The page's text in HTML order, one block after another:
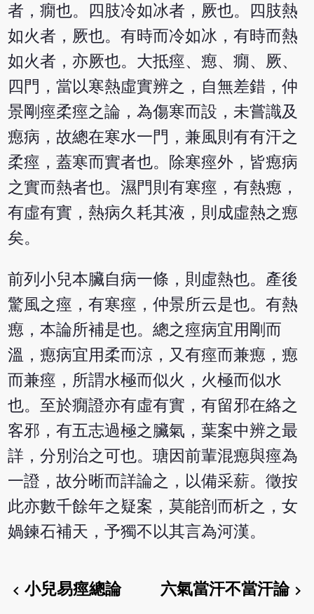
者，癇也。四肢冷如冰者，厥也。四肢熱
如火者，厥也。有時而冷如冰，有時而熱
如火者，亦厥也。大抵痙、瘛、癇、厥、
四門，當以寒熱虛實辨之，自無差錯，仲
景剛痙柔痙之論，為傷寒而設，未嘗識及
瘛病，故總在寒水一門，兼風則有有汗之
柔痙，蓋寒而實者也。除寒痙外，皆瘛病
之實而熱者也。濕門則有寒痙，有熱瘛，
有虛有實，熱病久耗其液，則成虛熱之瘛
矣。
前列小兒本臟自病一條，則虛熱也。產後
驚風之痙，有寒痙，仲景所云是也。有熱
瘛，本論所補是也。總之痙病宜用剛而
溫，瘛病宜用柔而涼，又有痙而兼瘛，瘛
而兼痙，所謂水極而似火，火極而似水
也。至於癇證亦有虛有實，有留邪在絡之
客邪，有五志過極之臟氣，葉案中辨之最
詳，分別治之可也。瑭因前輩混瘛與痙為
一證，故分晰而詳論之，以備采薪。徵按
此亦數千餘年之疑案，莫能剖而析之，女
媧鍊石補天，予獨不以其言為河漢。
chevron_left小兒易痙總論 六氣當汗不當汗論chevron_right